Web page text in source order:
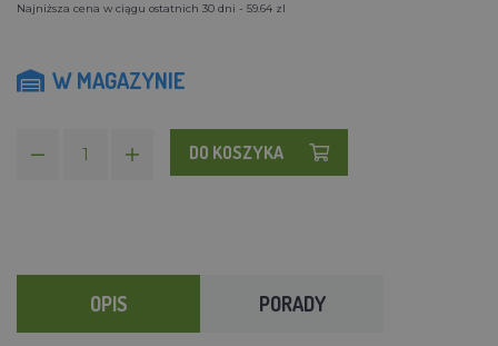
Najniższa cena w ciągu ostatnich 30 dni - 59.64 zl
W MAGAZYNIE
DO KOSZYKA
OPIS PORADY